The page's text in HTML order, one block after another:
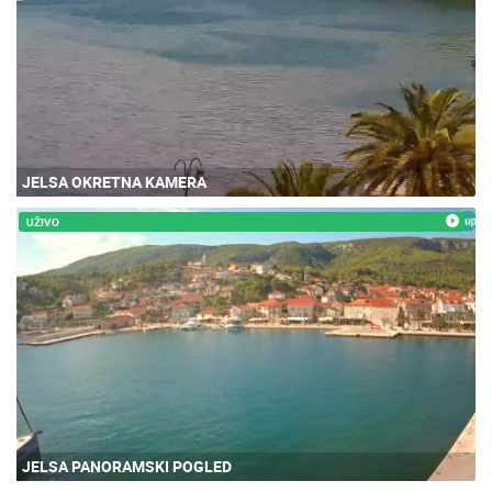
JELSA OKRETNA KAMERA
UŽIVO
JELSA PANORAMSKI POGLED